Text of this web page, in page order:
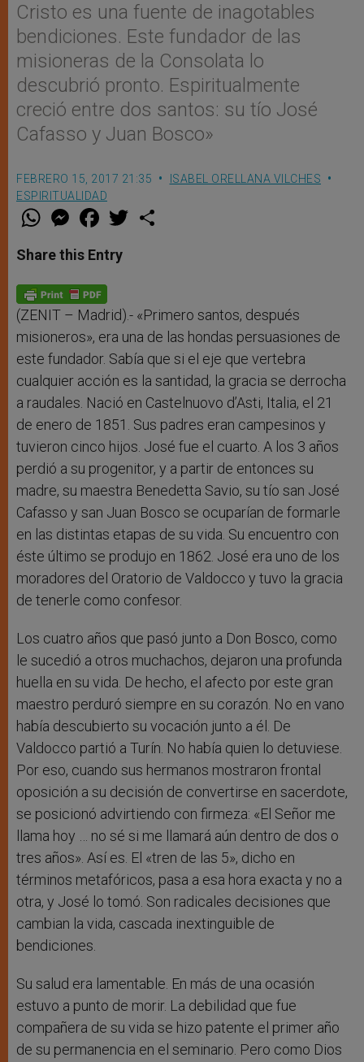
Cristo es una fuente de inagotables
bendiciones. Este fundador de las
misioneras de la Consolata lo
descubrió pronto. Espiritualmente
creció entre dos santos: su tío José
Cafasso y Juan Bosco»
FEBRERO 15, 2017 21:35
ISABEL ORELLANA VILCHES
ESPIRITUALIDAD
W
t
s
p
p
M
e
s
e
g
e
F
a
e
b
o
k
w
Share this Entry
(ZENIT – Madrid).- «Primero santos, después
misioneros», era una de las hondas persuasiones de
este fundador. Sabía que si el eje que vertebra
cualquier acción es la santidad, la gracia se derrocha
a raudales. Nació en Castelnuovo d’Asti, Italia, el 21
de enero de 1851. Sus padres eran campesinos y
tuvieron cinco hijos. José fue el cuarto. A los 3 años
perdió a su progenitor, y a partir de entonces su
madre, su maestra Benedetta Savio, su tío san José
Cafasso y san Juan Bosco se ocuparían de formarle
en las distintas etapas de su vida. Su encuentro con
éste último se produjo en 1862. José era uno de los
moradores del Oratorio de Valdocco y tuvo la gracia
de tenerle como confesor.
Los cuatro años que pasó junto a Don Bosco, como
le sucedió a otros muchachos, dejaron una profunda
huella en su vida. De hecho, el afecto por este gran
maestro perduró siempre en su corazón. No en vano
había descubierto su vocación junto a él. De
Valdocco partió a Turín. No había quien lo detuviese.
Por eso, cuando sus hermanos mostraron frontal
oposición a su decisión de convertirse en sacerdote,
se posicionó advirtiendo con firmeza: «El Señor me
llama hoy … no sé si me llamará aún dentro de dos o
tres años». Así es. El «tren de las 5», dicho en
términos metafóricos, pasa a esa hora exacta y no a
otra, y José lo tomó. Son radicales decisiones que
cambian la vida, cascada inextinguible de
bendiciones.
Su salud era lamentable. En más de una ocasión
estuvo a punto de morir. La debilidad que fue
compañera de su vida se hizo patente el primer año
de su permanencia en el seminario. Pero como Dios